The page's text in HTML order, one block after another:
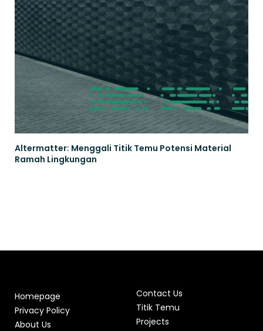
Altermatter: Menggali Titik Temu Potensi Material
Ramah Lingkungan
Homepage
Privacy Policy
About Us
Contact Us
Titik Temu
Projects